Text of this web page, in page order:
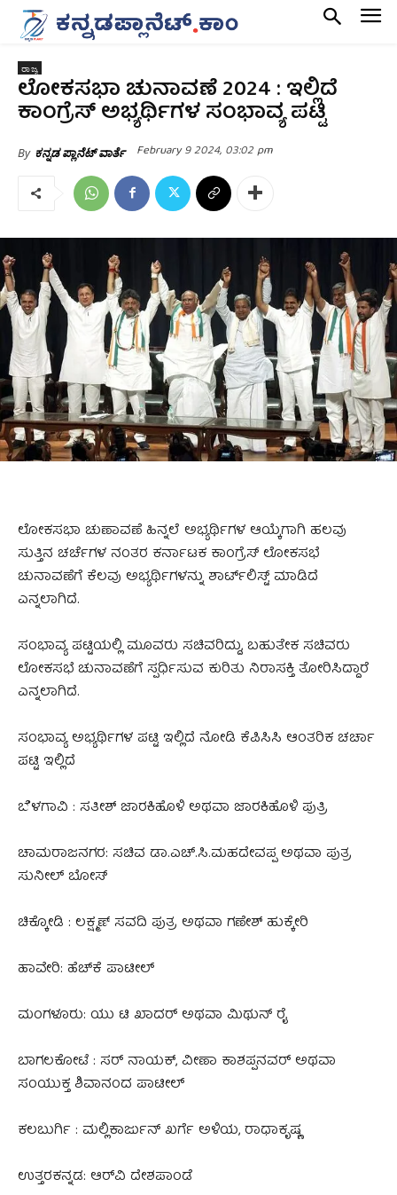
ರಾಜ್ಯ
ಲೋಕಸಭಾ ಚುನಾವಣೆ 2024 : ಇಲ್ಲಿದೆ
ಕಾಂಗ್ರೆಸ್ ಅಭ್ಯರ್ಥಿಗಳ ಸಂಭಾವ್ಯ ಪಟ್ಟಿ
By ಕನ್ನಡ ಪ್ಲಾನೆಟ್ ವಾರ್ತೆ February 9 2024, 03:02 pm
ಲೋಕಸಭಾ ಚುಣಾವಣೆ ಹಿನ್ನಲೆ ಅಭ್ಯರ್ಥಿಗಳ ಆಯ್ಕೆಗಾಗಿ ಹಲವು
ಸುತ್ತಿನ ಚರ್ಚೆಗಳ ನಂತರ ಕರ್ನಾಟಕ ಕಾಂಗ್ರೆಸ್ ಲೋಕಸಭೆ
ಚುನಾವಣೆಗೆ ಕೆಲವು ಅಭ್ಯರ್ಥಿಗಳನ್ನು ಶಾರ್ಟ್‌ಲಿಸ್ಟ್ ಮಾಡಿದೆ
ಎನ್ನಲಾಗಿದೆ.
ಸಂಭಾವ್ಯ ಪಟ್ಟಿಯಲ್ಲಿ ಮೂವರು ಸಚಿವರಿದ್ದು, ಬಹುತೇಕ ಸಚಿವರು
ಲೋಕಸಭೆ ಚುನಾವಣೆಗೆ ಸ್ಪರ್ಧಿಸುವ ಕುರಿತು ನಿರಾಸಕ್ತಿ ತೋರಿಸಿದ್ದಾರೆ
ಎನ್ನಲಾಗಿದೆ.
ಸಂಭಾವ್ಯ ಅಭ್ಯರ್ಥಿಗಳ ಪಟ್ಟಿ ಇಲ್ಲಿದೆ ನೋಡಿ ಕೆಪಿಸಿಸಿ ಆಂತರಿಕ ಚರ್ಚಾ
ಪಟ್ಟಿ ಇಲ್ಲಿದೆ
ಬೆಳಗಾವಿ : ಸತೀಶ್ ಜಾರಕಿಹೊಳಿ ಅಥವಾ ಜಾರಕಿಹೊಳಿ ಪುತ್ರಿ
ಚಾಮರಾಜನಗರ: ಸಚಿವ ಡಾ.ಎಚ್‌.ಸಿ.ಮಹದೇವಪ್ಪ ಅಥವಾ ಪುತ್ರ
ಸುನೀಲ್‌ ಬೋಸ್‌
ಚಿಕ್ಕೋಡಿ : ಲಕ್ಷ್ಮಣ್ ಸವದಿ ಪುತ್ರ ಅಥವಾ ಗಣೇಶ್ ಹುಕ್ಕೇರಿ
ಹಾವೇರಿ: ಹೆಚ್​ಕೆ ಪಾಟೀಲ್
ಮಂಗಳೂರು: ಯು ಟಿ ಖಾದರ್‌ ಅಥವಾ ಮಿಥುನ್‌ ರೈ
ಬಾಗಲಕೋಟೆ : ಸರ್ ನಾಯಕ್, ವೀಣಾ ಕಾಶಪ್ಪನವರ್ ಅಥವಾ
ಸಂಯುಕ್ತ ಶಿವಾನಂದ ಪಾಟೀಲ್
ಕಲಬುರ್ಗಿ : ಮಲ್ಲಿಕಾರ್ಜುನ್ ಖರ್ಗೆ ಅಳಿಯ, ರಾಧಾಕೃಷ್ಣ
ಉತ್ತರಕನ್ನಡ: ಆರ್​ವಿ ದೇಶಪಾಂಡೆ